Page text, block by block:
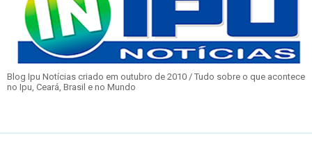
Blog Ipu Notícias criado em outubro de 2010 / Tudo sobre o que acontece
no Ipu, Ceará, Brasil e no Mundo